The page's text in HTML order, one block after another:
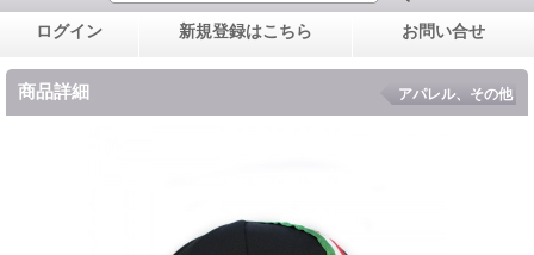
ログイン 新規登録はこちら お問い合せ
商品詳細 アパレル、その他